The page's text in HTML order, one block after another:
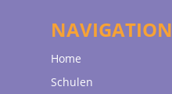
NAVIGATION
Home
Schulen